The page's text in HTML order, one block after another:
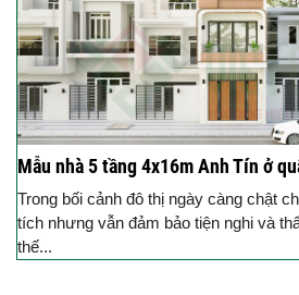
Mẫu nhà 5 tầng 4x16m Anh Tín ở
Trong bối cảnh đô thị ngày càng chật
tích nhưng vẫn đảm bảo tiện nghi và
thế...